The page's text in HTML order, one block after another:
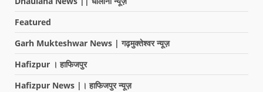
Featured
Garh Mukteshwar News | गढ़मुक्तेश्वर न्यूज़
Hafizpur । हाफिजपुर
Hafizpur News |। हाफिजपुर न्यूज़